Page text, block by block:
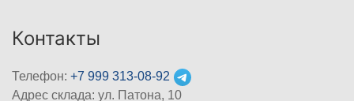
Контакты
Телефон: +7 999 313-08-92
Адрес склада: ул. Патона, 10